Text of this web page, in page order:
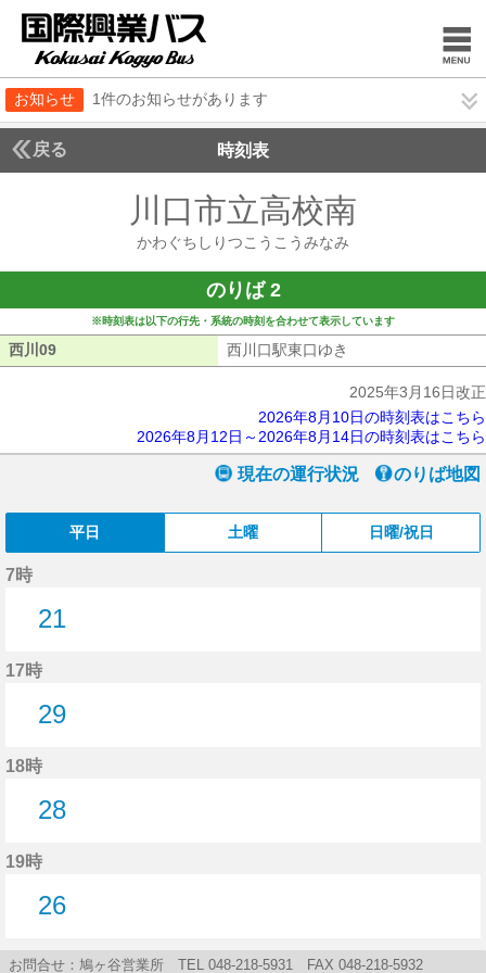
お知らせ 1件のお知らせがあります
戻る 時刻表
川口市立高校南
かわぐちしりつこうこうみなみ
のりば 2
※時刻表は以下の行先・系統の時刻を合わせて表示しています
西川09 西川口駅東口ゆき
2025年3月16日改正
2026年8月10日の時刻表はこちら
2026年8月12日～2026年8月14日の時刻表はこちら
現在の運行状況 のりば地図
平日 土曜 日曜/祝日
7時
21
17時
29
18時
28
19時
26
お問合せ：鳩ヶ谷営業所 TEL 048-218-5931 FAX 048-218-5932